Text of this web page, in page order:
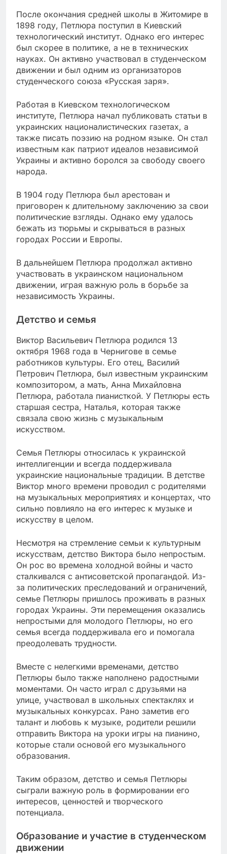
После окончания средней школы в Житомире в
1898 году, Петлюра поступил в Киевский
технологический институт. Однако его интерес
был скорее в политике, а не в технических
науках. Он активно участвовал в студенческом
движении и был одним из организаторов
студенческого союза «Русская заря».
Работая в Киевском технологическом
институте, Петлюра начал публиковать статьи в
украинских националистических газетах, а
также писать поэзию на родном языке. Он стал
известным как патриот идеалов независимой
Украины и активно боролся за свободу своего
народа.
В 1904 году Петлюра был арестован и
приговорен к длительному заключению за свои
политические взгляды. Однако ему удалось
бежать из тюрьмы и скрываться в разных
городах России и Европы.
В дальнейшем Петлюра продолжал активно
участвовать в украинском национальном
движении, играя важную роль в борьбе за
независимость Украины.
Детство и семья
Виктор Васильевич Петлюра родился 13
октября 1968 года в Чернигове в семье
работников культуры. Его отец, Василий
Петрович Петлюра, был известным украинским
композитором, а мать, Анна Михайловна
Петлюра, работала пианисткой. У Петлюры есть
старшая сестра, Наталья, которая также
связала свою жизнь с музыкальным
искусством.
Семья Петлюры относилась к украинской
интеллигенции и всегда поддерживала
украинские национальные традиции. В детстве
Виктор много времени проводил с родителями
на музыкальных мероприятиях и концертах, что
сильно повлияло на его интерес к музыке и
искусству в целом.
Несмотря на стремление семьи к культурным
искусствам, детство Виктора было непростым.
Он рос во времена холодной войны и часто
сталкивался с антисоветской пропагандой. Из-
за политических преследований и ограничений,
семье Петлюры пришлось проживать в разных
городах Украины. Эти перемещения оказались
непростыми для молодого Петлюры, но его
семья всегда поддерживала его и помогала
преодолевать трудности.
Вместе с нелегкими временами, детство
Петлюры было также наполнено радостными
моментами. Он часто играл с друзьями на
улице, участвовал в школьных спектаклях и
музыкальных конкурсах. Рано заметив его
талант и любовь к музыке, родители решили
отправить Виктора на уроки игры на пианино,
которые стали основой его музыкального
образования.
Таким образом, детство и семья Петлюры
сыграли важную роль в формировании его
интересов, ценностей и творческого
потенциала.
Образование и участие в студенческом
движении